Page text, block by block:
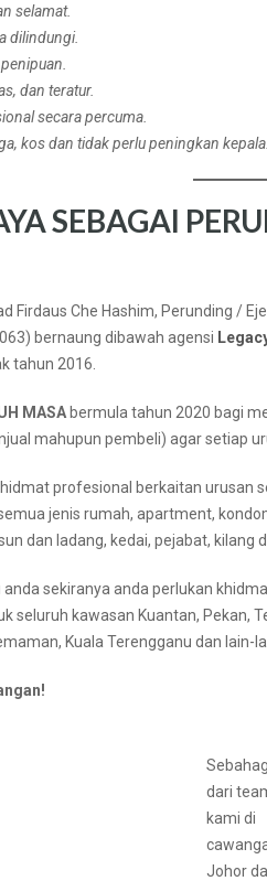
selamat.
dilindungi.
dan teratur.
secara percuma.
kos dan tidak perlu peningkan kepala.
SEBAGAI
Firdaus Che Hashim, Perunding /
bernaung dibawah agensi
tahun 2016.
MASA bermula tahun 2020 bagi
mahupun pembeli) agar setiap
profesional berkaitan urusan
jenis rumah, apartment,
dan ladang, kedai, pejabat, kilang
sekiranya anda perlukan
seluruh kawasan Kuantan, Pekan,
Kuala Terengganu dan lain-
dari
kami di
Johor